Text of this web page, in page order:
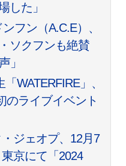
した」
フン（A.C.E）、
ソクフンも絶賛
」
「WATERFIRE」、
のライブイベント
・ジェオプ、12月7
京にて「2024